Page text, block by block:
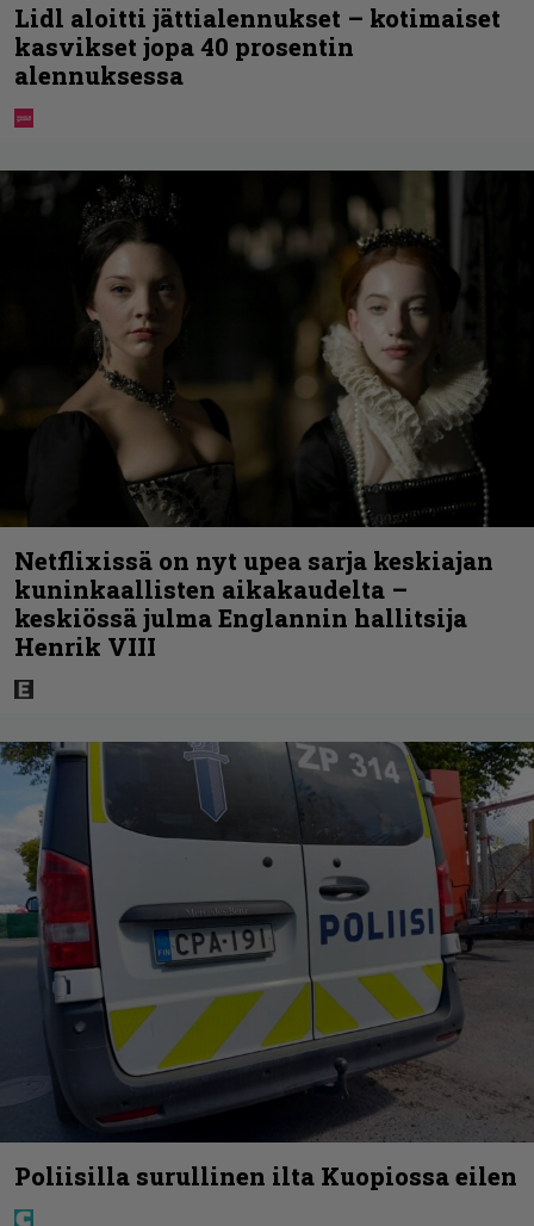
Lidl aloitti jättialennukset – kotimaiset
kasvikset jopa 40 prosentin
alennuksessa
Netflixissä on nyt upea sarja keskiajan
kuninkaallisten aikakaudelta –
keskiössä julma Englannin hallitsija
Henrik VIII
Poliisilla surullinen ilta Kuopiossa eilen